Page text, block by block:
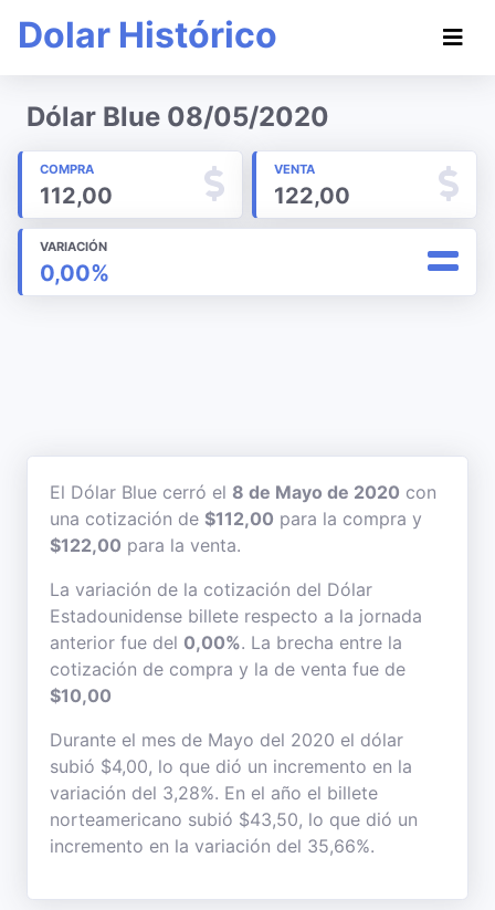
Dolar Histórico
Dólar Blue 08/05/2020
COMPRA
112,00
VENTA
122,00
VARIACIÓN
0,00%
El Dólar Blue cerró el 8 de Mayo de 2020 con
una cotización de $112,00 para la compra y
$122,00 para la venta.
La variación de la cotización del Dólar
Estadounidense billete respecto a la jornada
anterior fue del 0,00%. La brecha entre la
cotización de compra y la de venta fue de
$10,00
Durante el mes de Mayo del 2020 el dólar
subió $4,00, lo que dió un incremento en la
variación del 3,28%. En el año el billete
norteamericano subió $43,50, lo que dió un
incremento en la variación del 35,66%.